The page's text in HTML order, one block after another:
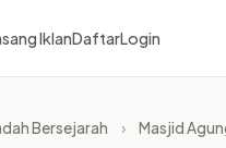
IklanDaftarLogin
Bersejarah › Masjid